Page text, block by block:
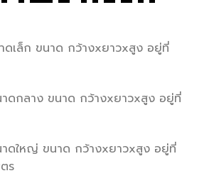
ดเล็ก ขนาด กว้างxยาวxสูง อยู่ที่
ดกลาง ขนาด กว้างxยาวxสูง อยู่ที่
ดใหญ่ ขนาด กว้างxยาวxสูง อยู่ที่
ร